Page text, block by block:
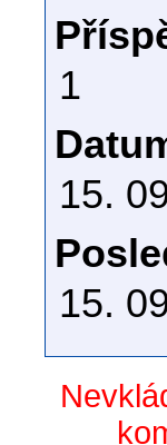
1
15.
15.